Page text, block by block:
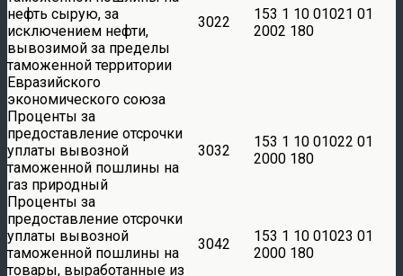
нефть сырую, за
исключением нефти,
вывозимой за пределы
таможенной территории
Евразийского
экономического союза
3022
153 1 10 01021 01
2002 180
Проценты за
предоставление отсрочки
уплаты вывозной
таможенной пошлины на
газ природный
3032
153 1 10 01022 01
2000 180
Проценты за
предоставление отсрочки
уплаты вывозной
таможенной пошлины на
товары, выработанные из
3042
153 1 10 01023 01
2000 180